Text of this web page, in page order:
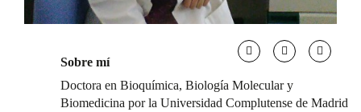
Sobre mí
Doctora en Bioquímica, Biología Molecular y
Biomedicina por la Universidad Complutense de Madrid